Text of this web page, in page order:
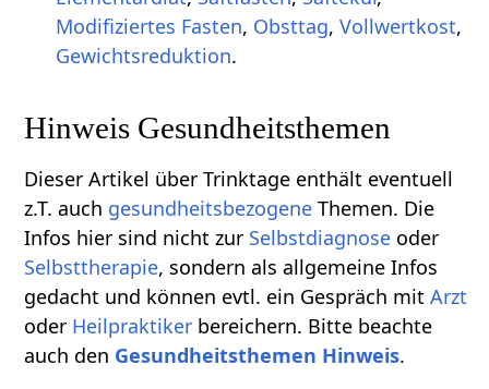
Modifiziertes Fasten, Obsttag, Vollwertkost,
Gewichtsreduktion.
Hinweis Gesundheitsthemen
Dieser Artikel über Trinktage enthält eventuell
z.T. auch gesundheitsbezogene Themen. Die
Infos hier sind nicht zur Selbstdiagnose oder
Selbsttherapie, sondern als allgemeine Infos
gedacht und können evtl. ein Gespräch mitArzt
oder Heilpraktiker bereichern. Bitte beachte
auch den Gesundheitsthemen Hinweis.